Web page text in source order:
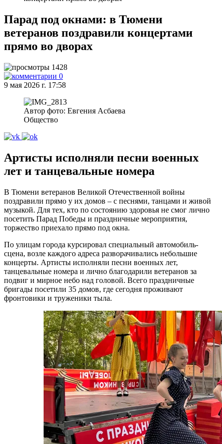
Парад под окнами: в Тюмени
ветеранов поздравили концертами
прямо во дворах
1428
0
9 мая 2026 г. 17:58
Автор фото: Евгения Асбаева
Общество
Артисты исполняли песни военных
лет и танцевальные номера
В Тюмени ветеранов Великой Отечественной войны
поздравили прямо у их домов – с песнями, танцами и живой
музыкой. Для тех, кто по состоянию здоровья не смог лично
посетить Парад Победы и праздничные мероприятия,
торжество приехало прямо под окна.
По улицам города курсировал специальный автомобиль-
сцена, возле каждого адреса разворачивались небольшие
концерты. Артисты исполняли песни военных лет,
танцевальные номера и лично благодарили ветеранов за
подвиг и мирное небо над головой. Всего праздничные
бригады посетили 35 домов, где сегодня проживают
фронтовики и труженики тыла.